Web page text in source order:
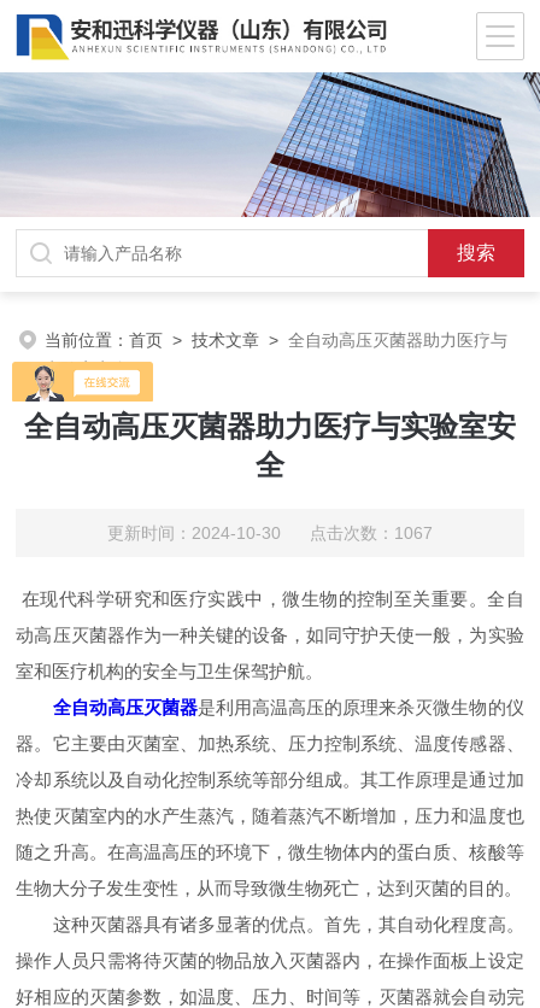
当前位置：首页 >技术文章 >全自动高压灭菌器助力医疗与
实验室安全
全自动高压灭菌器助力医疗与实验室安
全
更新时间：2024-10-30 点击次数：1067
在现代科学研究和医疗实践中，微生物的控制至关重要。全自
动高压灭菌器作为一种关键的设备，如同守护天使一般，为实验
室和医疗机构的安全与卫生保驾护航。
全自动高压灭菌器是利用高温高压的原理来杀灭微生物的仪
器。它主要由灭菌室、加热系统、压力控制系统、温度传感器、
冷却系统以及自动化控制系统等部分组成。其工作原理是通过加
热使灭菌室内的水产生蒸汽，随着蒸汽不断增加，压力和温度也
随之升高。在高温高压的环境下，微生物体内的蛋白质、核酸等
生物大分子发生变性，从而导致微生物死亡，达到灭菌的目的。
这种灭菌器具有诸多显著的优点。首先，其自动化程度高。
操作人员只需将待灭菌的物品放入灭菌器内，在操作面板上设定
好相应的灭菌参数，如温度、压力、时间等，灭菌器就会自动完